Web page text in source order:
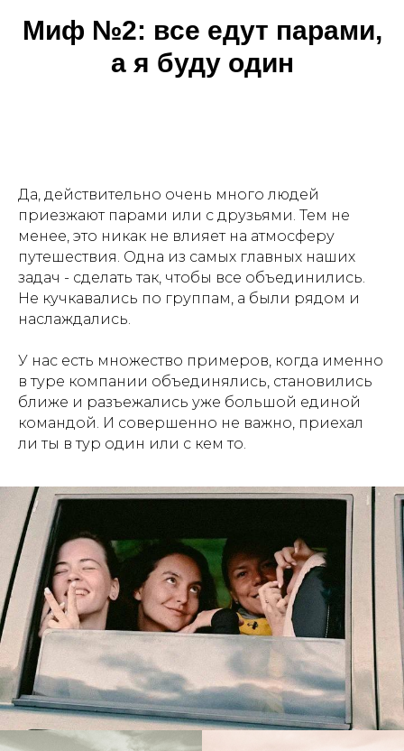
Миф №2: все едут парами,
а я буду один
Да, действительно очень много людей
приезжают парами или с друзьями. Тем не
менее, это никак не влияет на атмосферу
путешествия. Одна из самых главных наших
задач - сделать так, чтобы все объединились.
Не кучкавались по группам, а были рядом и
наслаждались.
У нас есть множество примеров, когда именно
в туре компании объединялись, становились
ближе и разъежались уже большой единой
командой. И совершенно не важно, приехал
ли ты в тур один или с кем то.